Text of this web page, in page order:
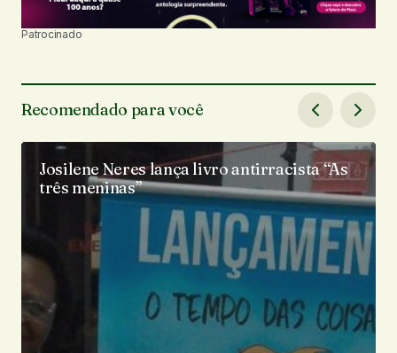
Patrocinado
Recomendado para você
Josilene Neres lança livro antirracista “As
três meninas”